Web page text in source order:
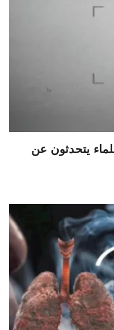
يتحدثون عن